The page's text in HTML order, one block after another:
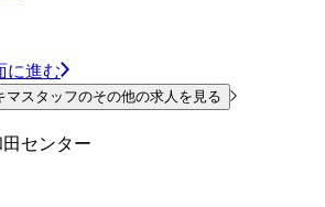
に進む
スタッフのその他の求人を見る
センター